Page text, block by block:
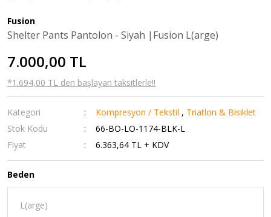
Fusion
Shelter Pants Pantolon - Siyah |Fusion L(arge)
7.000,00 TL
*1.694,00 TL den başlayan taksitlerle!!
Kategori Kompresyon / Tekstil , Triatlon & Bisiklet
Stok Kodu
66-BO-LO-1174-BLK-L
Fiyat
6.363,64 TL + KDV
Beden